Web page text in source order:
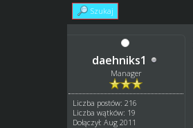
Szukaj
daehniks1
Manager
Liczba postów: 216
Liczba wątków: 19
Dołączył: Aug 2011